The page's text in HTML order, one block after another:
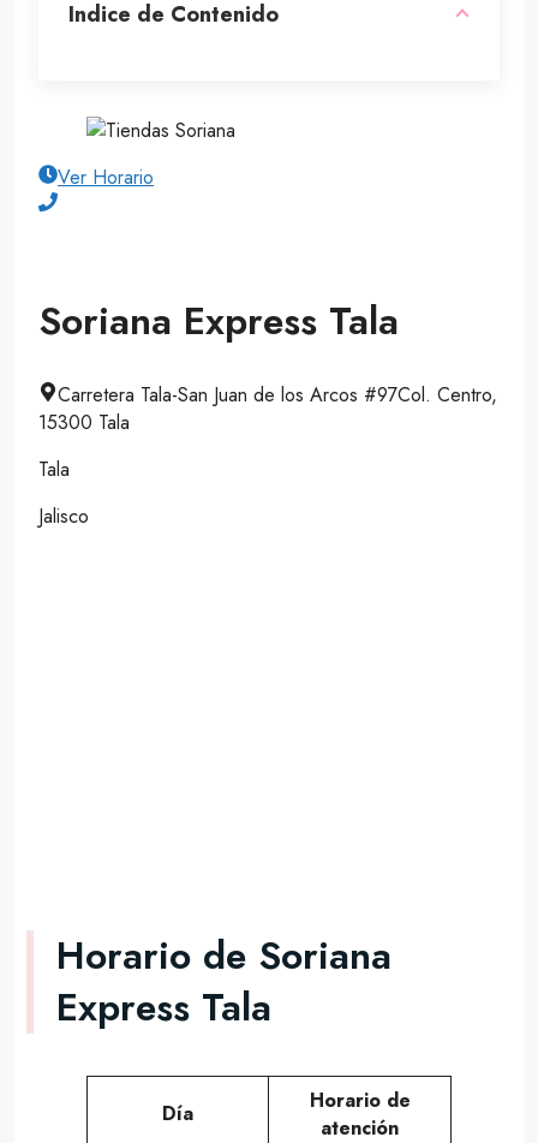
Indice de Contenido
Ver Horario
Soriana Express Tala
Carretera Tala-San Juan de los Arcos #97Col. Centro,
15300 Tala
Tala
Jalisco
Horario de Soriana
Express Tala
Día
Horario de
atención